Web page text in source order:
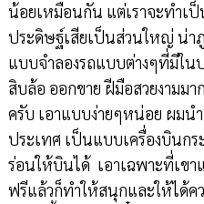
น้อยเหมือนกัน แต่เราจะทำเ
ประดิษฐ์เสียเป็นส่วนใหญ่ น่า
แบบจำลองรถแบบต่างๆที่มีใน
สิบล้อ ออกขาย ฝีมือสวยงามมา
ครับ เอาแบบง่ายๆหน่อย ผมน
ประเทศ เป็นแบบเครื่องบินกร
ร่อนให้บินได้ เอาเฉพาะที่เข
ฟรีแล้วก็ทำให้สนุกและให้ได้ค